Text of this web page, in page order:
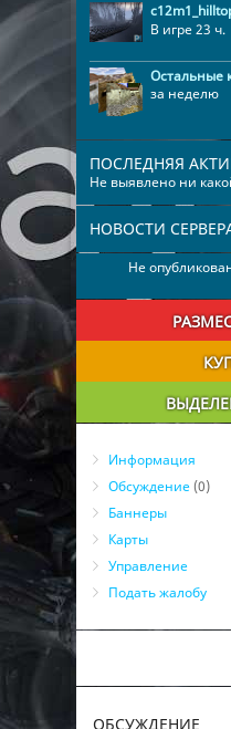
В игре 23 ч.
Остальные
за неделю
ПОСЛЕДНЯЯ
Не выявлено ни
НОВОСТИ
Не
Информация
Обсуждение (0)
Баннеры
Карты
Управление
Подать жалобу
ОБСУЖДЕНИЕ